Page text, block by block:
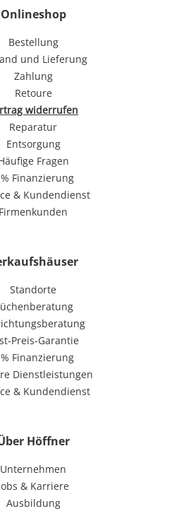
Onlineshop
Bestellung
und Lieferung
Zahlung
Retoure
widerrufen
Reparatur
Entsorgung
Fragen
Finanzierung
& Kundendienst
Firmenkunden
Standorte
Preis-Garantie
Finanzierung
Dienstleistungen
& Kundendienst
Höffner
Unternehmen
& Karriere
Ausbildung